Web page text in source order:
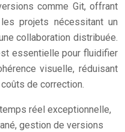
comme Git, offrant
projets nécessitant un
collaboration distribuée.
essentielle pour fluidifier
visuelle, réduisant
de correction.
réel exceptionnelle,
gestion de versions